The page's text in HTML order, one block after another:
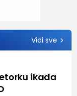
Vidi sve
ikada